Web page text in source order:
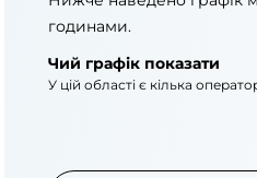
годинами.
Чий графік показати
У цій області є кілька